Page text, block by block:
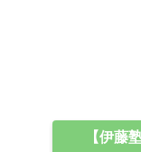
【伊藤